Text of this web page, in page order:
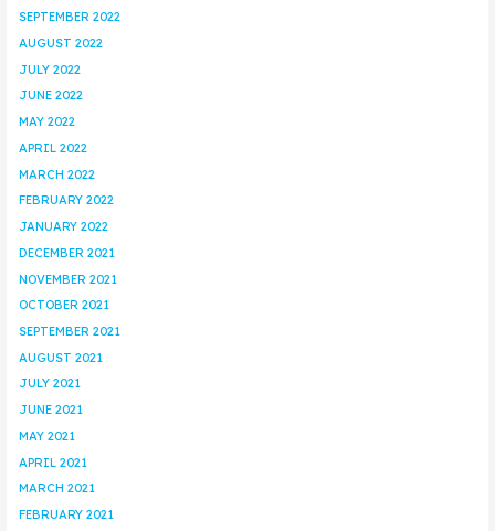
SEPTEMBER 2022
AUGUST 2022
JULY 2022
JUNE 2022
MAY 2022
APRIL 2022
MARCH 2022
FEBRUARY 2022
JANUARY 2022
DECEMBER 2021
NOVEMBER 2021
OCTOBER 2021
SEPTEMBER 2021
AUGUST 2021
JULY 2021
JUNE 2021
MAY 2021
APRIL 2021
MARCH 2021
FEBRUARY 2021